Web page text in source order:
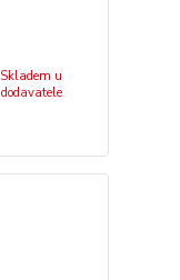
Skladem u
dodavatele